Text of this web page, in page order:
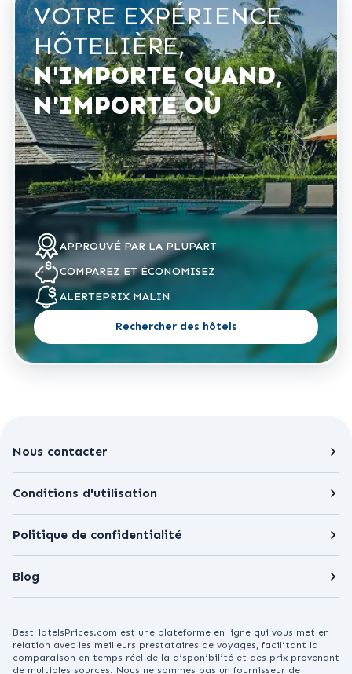
VOTRE EXPÉRIENCE
HÔTELIÈRE,
N'IMPORTE QUAND,
N'IMPORTE OÙ
APPROUVÉ PAR LA PLUPART
COMPAREZ ET ÉCONOMISEZ
ALERTEPRIX MALIN
Rechercher des hôtels
Nous contacter
Conditions d'utilisation
Politique de confidentialité
Blog
BestHotelsPrices.com est une plateforme en ligne qui vous met en
relation avec les meilleurs prestataires de voyages, facilitant la
comparaison en temps réel de la disponibilité et des prix provenant
de multiples sources. Nous ne sommes pas un fournisseur de